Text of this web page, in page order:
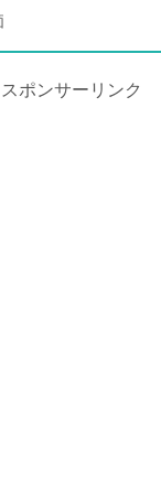
スポンサーリンク